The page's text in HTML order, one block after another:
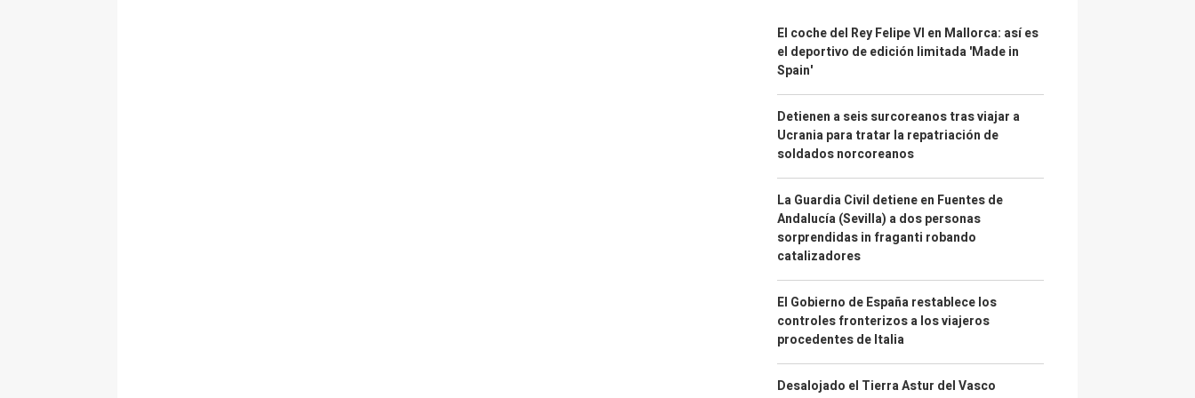
El coche del Rey Felipe VI en Mallorca: así es
el deportivo de edición limitada 'Made in
Spain'
Detienen a seis surcoreanos tras viajar a
Ucrania para tratar la repatriación de
soldados norcoreanos
La Guardia Civil detiene en Fuentes de
Andalucía (Sevilla) a dos personas
sorprendidas in fraganti robando
catalizadores
El Gobierno de España restablece los
controles fronterizos a los viajeros
procedentes de Italia
Desalojado el Tierra Astur del Vasco